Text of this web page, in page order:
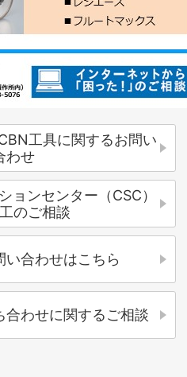
工具に関するお問い
わせ
ョンセンター（CSC）
のご相談
い合わせはこちら
合わせに関するご相談